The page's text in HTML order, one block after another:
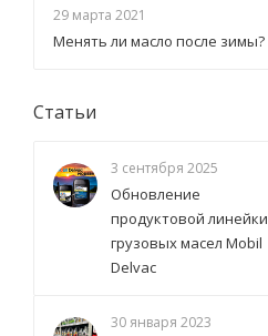
29 марта 2021
Менять ли масло после зимы?
Статьи
3 сентября 2025
Обновление
продуктовой линейки
грузовых масел Mobil
Delvac
30 января 2023